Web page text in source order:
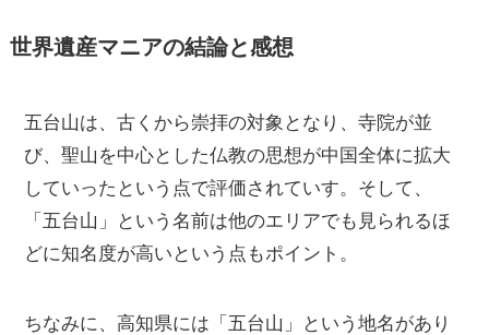
世界遺産マニアの結論と感想
五台山は、古くから崇拝の対象となり、寺院が並
び、聖山を中心とした仏教の思想が中国全体に拡大
していったという点で評価されていす。そして、
「五台山」という名前は他のエリアでも見られるほ
どに知名度が高いという点もポイント。
ちなみに、高知県には「五台山」という地名があり